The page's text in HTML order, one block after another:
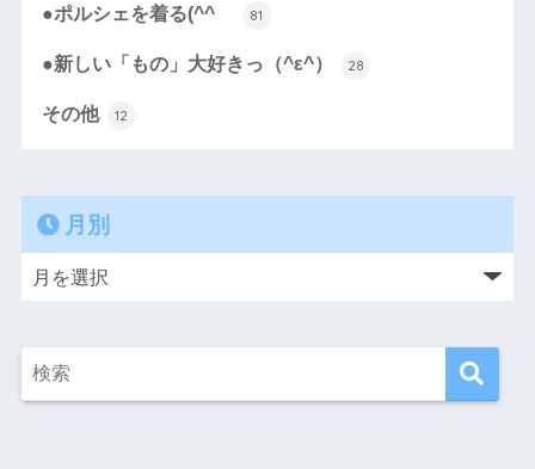
●ポルシェを着る(^^ゞ 81
●新しい「もの」大好きっ（^ε^） 28
その他 12
月別